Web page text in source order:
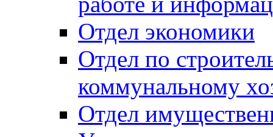
Отдел экономики
Отдел по
коммунальному
Отдел